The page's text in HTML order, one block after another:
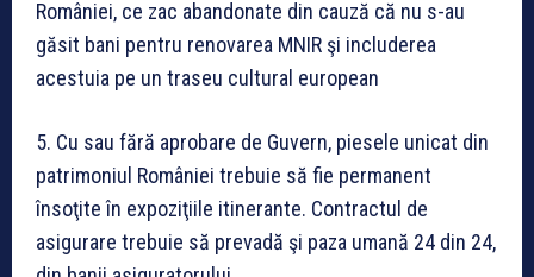
României, ce zac abandonate din cauză că nu s-au
găsit bani pentru renovarea MNIR şi includerea
acestuia pe un traseu cultural european
5. Cu sau fără aprobare de Guvern, piesele unicat din
patrimoniul României trebuie să fie permanent
însoţite în expoziţiile itinerante. Contractul de
asigurare trebuie să prevadă şi paza umană 24 din 24,